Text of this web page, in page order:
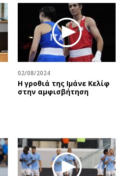
02/08/2024
Η γροθιά της Ιμάνε Κελίφ
στην αμφισβήτηση